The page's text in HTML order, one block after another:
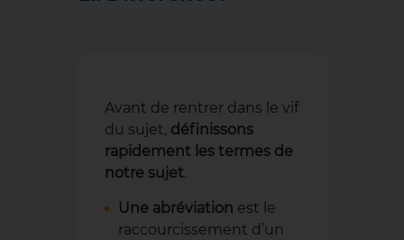
Avant de rentrer dans le vif
du sujet, définissons
rapidement les termes de
notre sujet.
Une abréviation est le
raccourcissement d’un